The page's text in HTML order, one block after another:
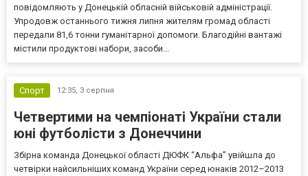
повідомляють у Донецькій обласній військовій адміністрації.
Упродовж останнього тижня липня жителям громад області
передали 81,6 тонни гуманітарної допомоги. Благодійні вантажі
містили продуктові набори, засоби...
Спорт 12:35, 3 серпня
Четвертими на чемпіонаті України стали
юні футболісти з Донеччини
Збірна команда Донецької області ДЮФК “Альфа” увійшла до
четвірки найсильніших команд України серед юнаків 2012–2013